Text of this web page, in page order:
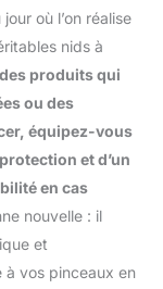
où l’on réalise
nids à
produits qui
ou des
équipez-vous
et d’un
en cas
nouvelle : il
et
à vos pinceaux en